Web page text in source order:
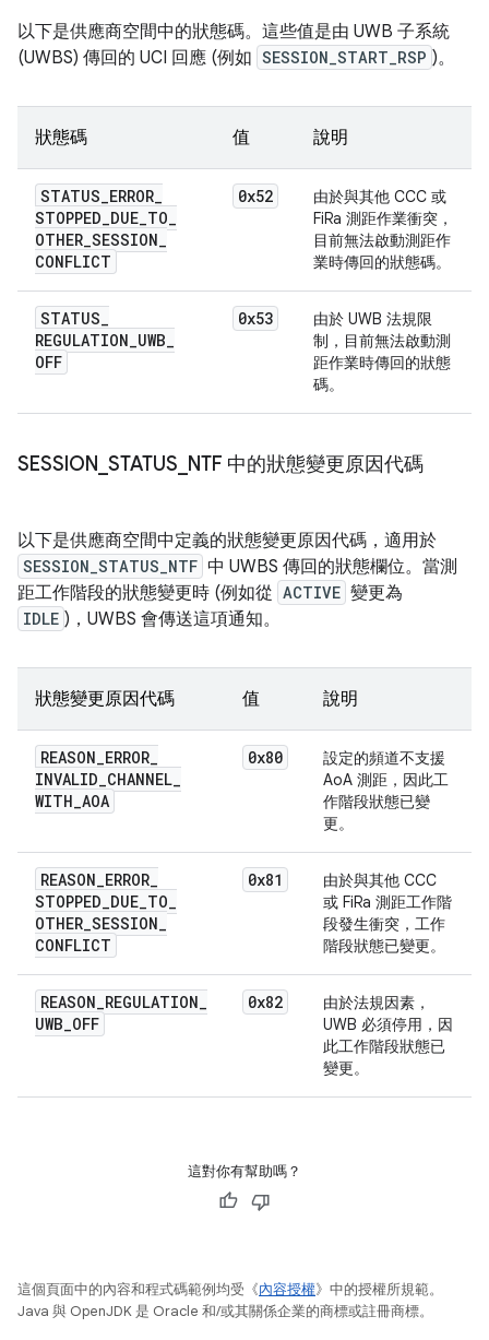
以下是供應商空間中的狀態碼。這些值是由 UWB 子系統
(UWBS) 傳回的 UCI 回應 (例如 SESSION_START_RSP )。
狀態碼 值 說明
STATUS_ERROR_
STOPPED_DUE_TO_
OTHER_SESSION_
CONFLICT
0x52
由於與其他 CCC 或
FiRa 測距作業衝突，
目前無法啟動測距作
業時傳回的狀態碼。
STATUS_
REGULATION_UWB_
OFF
0x53
由於 UWB 法規限
制，目前無法啟動測
距作業時傳回的狀態
碼。
SESSION STATUS NTF 中的狀態變更原因代碼
以下是供應商空間中定義的狀態變更原因代碼，適用於
SESSION_STATUS_NTF 中 UWBS 傳回的狀態欄位。當測
距工作階段的狀態變更時 (例如從 ACTIVE 變更為
IDLE )，UWBS 會傳送這項通知。
狀態變更原因代碼 值 說明
REASON_ERROR_
INVALID_CHANNEL_
WITH_AOA
0x80
設定的頻道不支援
AoA 測距，因此工
作階段狀態已變
更。
REASON_ERROR_
STOPPED_DUE_TO_
OTHER_SESSION_
CONFLICT
0x81
由於與其他 CCC
或 FiRa 測距工作階
段發生衝突，工作
階段狀態已變更。
REASON_REGULATION_
UWB_OFF
0x82
由於法規因素，
UWB 必須停用，因
此工作階段狀態已
變更。
這對你有幫助嗎？
這個頁面中的內容和程式碼範例均受《內容授權》中的授權所規範。
Java 與 OpenJDK 是 Oracle 和/或其關係企業的商標或註冊商標。